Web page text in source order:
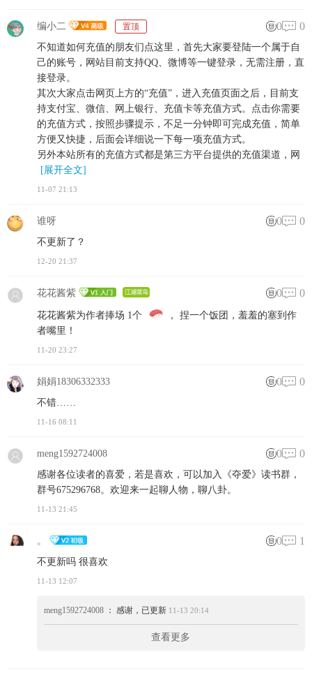
编小二 置顶 0 0
不知道如何充值的朋友们点这里，首先大家要登陆一个属于自
己的账号，网站目前支持QQ、微博等一键登录，无需注册，直
接登录。
其次大家点击网页上方的“充值”，进入充值页面之后，目前支
持支付宝、微信、网上银行、充值卡等充值方式。点击你需要
的充值方式，按照步骤提示，不足一分钟即可完成充值，简单
方便又快捷，后面会详细说一下每一项充值方式。
另外本站所有的充值方式都是第三方平台提供的充值渠道，网
[展开全文]
11-07 21:13
谁呀 0 0
不更新了？
12-20 21:37
花花酱紫 0 0
花花酱紫为作者捧场 1个
， 捏一个饭团，羞羞的塞到作
者嘴里！
11-20 23:27
娟娟18306332333 0 0
不错……
11-16 08:11
meng1592724008 0 0
感谢各位读者的喜爱，若是喜欢，可以加入《夺爱》读书群，
群号675296768。欢迎来一起聊人物，聊八卦。
11-13 21:45
。 0 1
不更新吗 很喜欢
11-13 12:07
meng1592724008： 感谢，已更新 11-13 20:14
查看更多